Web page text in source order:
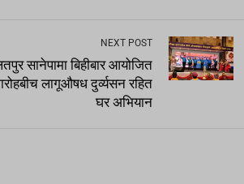
NEXT POST
सानेपामा बिहीबार आयोजित
लागूऔषध दुर्व्यसन रहित
घर अभियान